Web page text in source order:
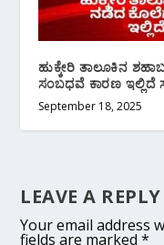
ಹುಕ್ಕೇರಿ ತಾಲೂಕಿನ
ಸಂಬಧವೆ ಕಾರಣ ಇಲ್ಲಿದೆ
September 18, 2025
LEAVE A REPLY
Your email address
fields are marked*